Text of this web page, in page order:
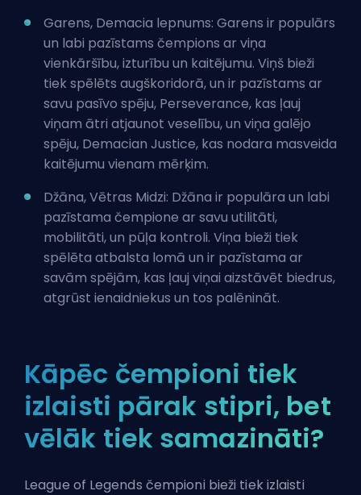
Garens, Demacia lepnums: Garens ir populārs
un labi pazīstams čempions ar viņa
vienkāršību, izturību un kaitējumu. Viņš bieži
tiek spēlēts augškoridorā, un ir pazīstams ar
savu pasīvo spēju, Perseverance, kas ļauj
viņam ātri atjaunot veselību, un viņa galējo
spēju, Demacian Justice, kas nodara masveida
kaitējumu vienam mērķim.
Džāna, Vētras Midzi: Džāna ir populāra un labi
pazīstama čempione ar savu utilitāti,
mobilitāti, un pūļa kontroli. Viņa bieži tiek
spēlēta atbalsta lomā un ir pazīstama ar
savām spējām, kas ļauj viņai aizstāvēt biedrus,
atgrūst ienaidniekus un tos palēnināt.
Kāpēc čempioni tiek
izlaisti pārak stipri, bet
vēlāk tiek samazināti?
League of Legends čempioni bieži tiek izlaisti